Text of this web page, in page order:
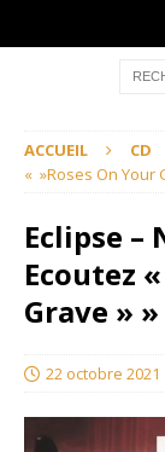
ACCUEIL CD
« »Roses On Your
Eclipse –
Ecoutez
Grave » »
22 octobre 2021